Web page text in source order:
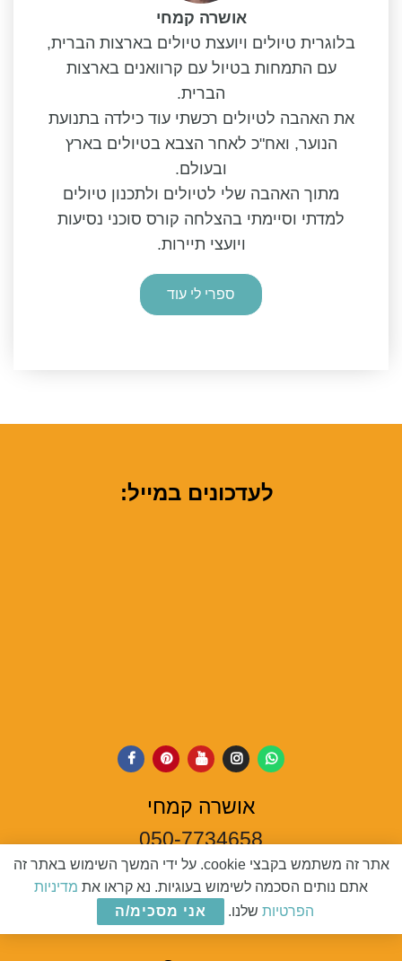
אושרה קמחי
בלוגרית טיולים ויועצת טיולים בארצות הברית,
עם התמחות בטיול עם קרוואנים בארצות
הברית.
את האהבה לטיולים רכשתי עוד כילדה בתנועת
הנוער, ואח"כ לאחר הצבא בטיולים בארץ
ובעולם.
מתוך האהבה שלי לטיולים ולתכנון טיולים
למדתי וסיימתי בהצלחה קורס סוכני נסיעות
ויועצי תיירות.
ספרי לי עוד
לעדכונים במייל:
אושרה קמחי
050-7734658
oshra68@gmail.com
אתר זה משתמש בקבצי cookie. על ידי המשך השימוש באתר זה
אתם נותים הסכמה לשימוש בעוגיות. נא קראו את מדיניות
הפרטיות שלנו. אני מסכימ/ה